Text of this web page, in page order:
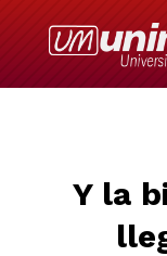
Y la